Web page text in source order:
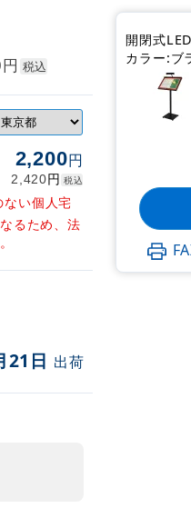
円 税込
2,200円
2,420円 税込
い個人宅
るため、法
21日 出荷
開閉式
カラー:ブ